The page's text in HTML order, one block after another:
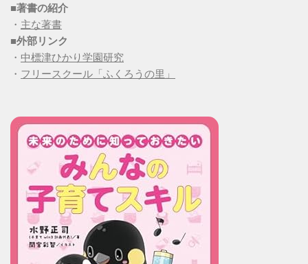
■著書の紹介
・ 主な著書
■外部リンク
・ 中標津ひかり学園研究
・ フリースクール「ふくろうの里」